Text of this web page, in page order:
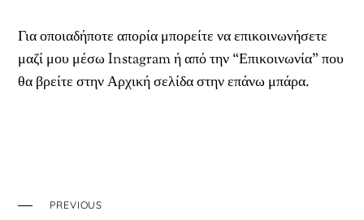
Για οποιαδήποτε απορία μπορείτε να επικοινωνήσετε
μαζί μου μέσω Instagram ή από την “Επικοινωνία” που
θα βρείτε στην Αρχική σελίδα στην επάνω μπάρα.
PREVIOUS